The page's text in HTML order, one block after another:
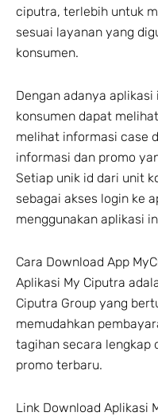
ciputra, terlebih untuk
sesuai layanan yang
konsumen.
Dengan adanya
konsumen dapat
melihat informasi case
informasi dan promo
Setiap unik id dari unit
sebagai akses login ke
menggunakan aplikasi
Cara Download App
Aplikasi My Ciputra
Ciputra Group yang
memudahkan
tagihan secara lengkap
promo terbaru.
Link Download Aplikasi